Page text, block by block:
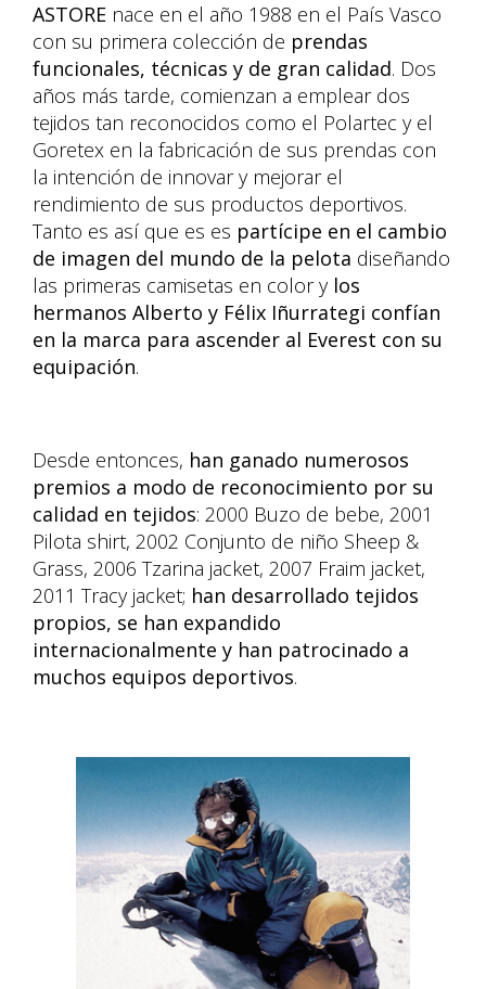
ASTORE nace en el año 1988 en el País Vasco
con su primera colección de prendas
funcionales, técnicas y de gran calidad. Dos
años más tarde, comienzan a emplear dos
tejidos tan reconocidos como el Polartec y el
Goretex en la fabricación de sus prendas con
la intención de innovar y mejorar el
rendimiento de sus productos deportivos.
Tanto es así que es es partícipe en el cambio
de imagen del mundo de la pelota diseñando
las primeras camisetas en color ylos
hermanos Alberto y Félix Iñurrategi confían
en la marca para ascender al Everest con su
equipación.
Desde entonces, han ganado numerosos
premios a modo de reconocimiento por su
calidad en tejidos: 2000 Buzo de bebe, 2001
Pilota shirt, 2002 Conjunto de niño Sheep &
Grass, 2006 Tzarina jacket, 2007 Fraim jacket,
2011 Tracy jacket; han desarrollado tejidos
propios, se han expandido
internacionalmente y han patrocinado a
muchos equipos deportivos.